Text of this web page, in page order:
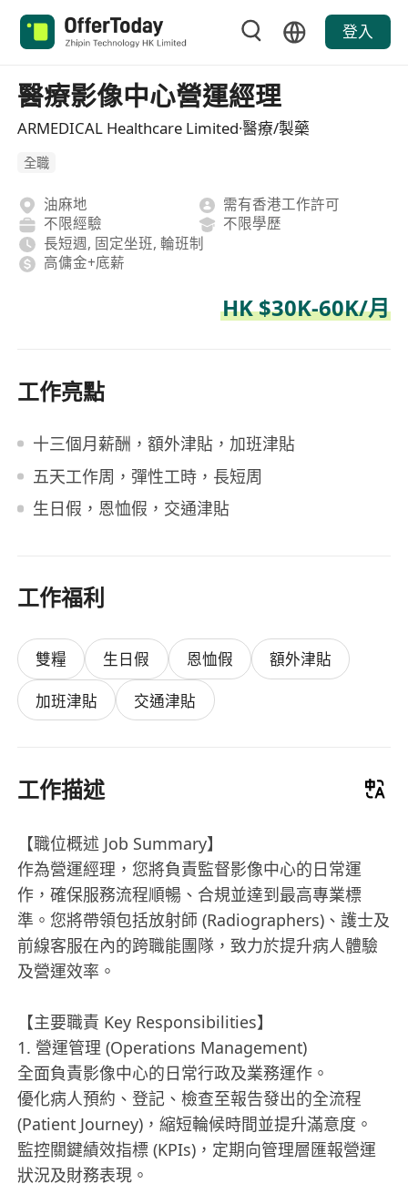
登入
醫療影像中心營運經理
ARMEDICAL Healthcare Limited·醫療/製藥
全職
油麻地
需有香港工作許可
不限經驗
不限學歷
長短週, 固定坐班, 輪班制
高傭金+底薪
HK $30K-60K/月
工作亮點
十三個月薪酬，額外津貼，加班津貼
五天工作周，彈性工時，長短周
生日假，恩恤假，交通津貼
工作福利
雙糧 生日假 恩恤假
額外津貼
加班津貼
交通津貼
工作描述
【職位概述 Job Summary】
作為營運經理，您將負責監督影像中心的日常運
作，確保服務流程順暢、合規並達到最高專業標
準。您將帶領包括放射師 (Radiographers)、護士及
前線客服在內的跨職能團隊，致力於提升病人體驗
及營運效率。
【主要職責 Key Responsibilities】
1. 營運管理 (Operations Management)
全面負責影像中心的日常行政及業務運作。
優化病人預約、登記、檢查至報告發出的全流程
(Patient Journey)，縮短輪候時間並提升滿意度。
監控關鍵績效指標 (KPIs)，定期向管理層匯報營運
狀況及財務表現。